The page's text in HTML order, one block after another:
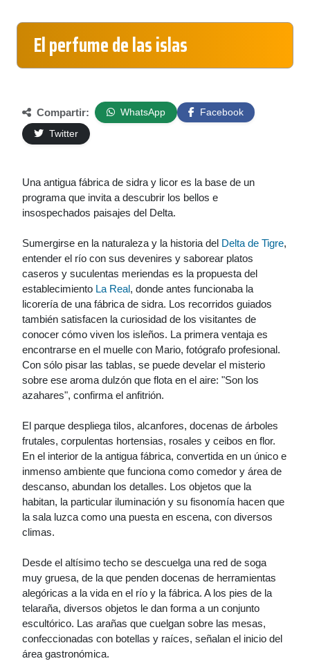
El perfume de las islas
Compartir: WhatsApp
Facebook
Twitter
Una antigua fábrica de sidra y licor es la base de un
programa que invita a descubrir los bellos e
insospechados paisajes del Delta.
Sumergirse en la naturaleza y la historia del Delta de Tigre,
entender el río con sus devenires y saborear platos
caseros y suculentas meriendas es la propuesta del
establecimiento La Real, donde antes funcionaba la
licorería de una fábrica de sidra. Los recorridos guiados
también satisfacen la curiosidad de los visitantes de
conocer cómo viven los isleños. La primera ventaja es
encontrarse en el muelle con Mario, fotógrafo profesional.
Con sólo pisar las tablas, se puede develar el misterio
sobre ese aroma dulzón que flota en el aire: "Son los
azahares", confirma el anfitrión.
El parque despliega tilos, alcanfores, docenas de árboles
frutales, corpulentas hortensias, rosales y ceibos en flor.
En el interior de la antigua fábrica, convertida en un único e
inmenso ambiente que funciona como comedor y área de
descanso, abundan los detalles. Los objetos que la
habitan, la particular iluminación y su fisonomía hacen que
la sala luzca como una puesta en escena, con diversos
climas.
Desde el altísimo techo se descuelga una red de soga
muy gruesa, de la que penden docenas de herramientas
alegóricas a la vida en el río y la fábrica. A los pies de la
telaraña, diversos objetos le dan forma a un conjunto
escultórico. Las arañas que cuelgan sobre las mesas,
confeccionadas con botellas y raíces, señalan el inicio del
área gastronómica.